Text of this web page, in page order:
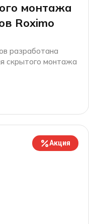
монтажа
Roximo
разработана
скрытого монтажа
редукторы
соединители
результате
профиль и
потолком.
Акция